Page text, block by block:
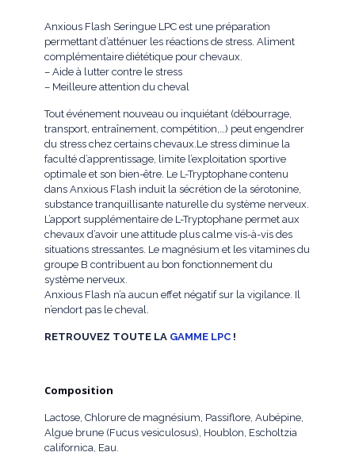
Anxious Flash Seringue LPC est une préparation
permettant d’atténuer les réactions de stress. Aliment
complémentaire diététique pour chevaux.
– Aide à lutter contre le stress
– Meilleure attention du cheval
Tout événement nouveau ou inquiétant (débourrage,
transport, entraînement, compétition,…) peut engendrer
du stress chez certains chevaux.Le stress diminue la
faculté d’apprentissage, limite l’exploitation sportive
optimale et son bien-être. Le L-Tryptophane contenu
dans Anxious Flash induit la sécrétion de la sérotonine,
substance tranquillisante naturelle du système nerveux.
L’apport supplémentaire de L-Tryptophane permet aux
chevaux d’avoir une attitude plus calme vis-à-vis des
situations stressantes. Le magnésium et les vitamines du
groupe B contribuent au bon fonctionnement du
système nerveux.
Anxious Flash n’a aucun effet négatif sur la vigilance. Il
n’endort pas le cheval.
RETROUVEZ TOUTE LA GAMME LPC !
Composition
Lactose, Chlorure de magnésium, Passiflore, Aubépine,
Algue brune (Fucus vesiculosus), Houblon, Escholtzia
californica, Eau.